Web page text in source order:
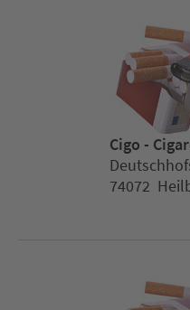
Cigo -
74072